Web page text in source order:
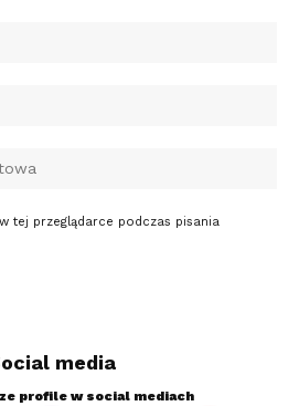
tej przeglądarce podczas pisania
media
profile w social mediach